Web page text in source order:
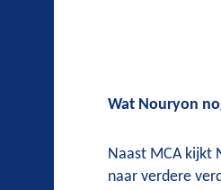
Wat Nouryon
Naast MCA kijkt
naar verdere